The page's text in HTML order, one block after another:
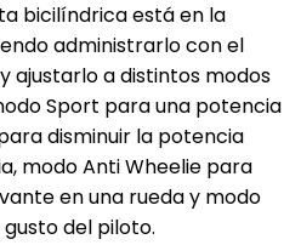
bicilíndrica está en la
administrarlo con el
ajustarlo a distintos modos
Sport para una potencia
disminuir la potencia
modo Anti Wheelie para
en una rueda y modo
del piloto.